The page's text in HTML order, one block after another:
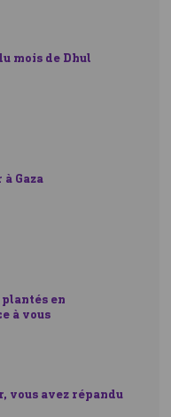
distribués.
à 96 070
utiles à 65 000
à 1 734 femmes.
mois de Dhul
Gaza
en
à vous
vous avez répandu